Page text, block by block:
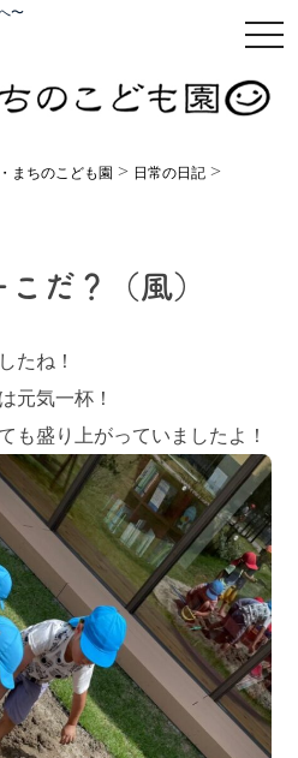
〜
まちのこども園 > 日常の日記 >
だ？（風）
たね！
元気一杯！
も盛り上がっていましたよ！